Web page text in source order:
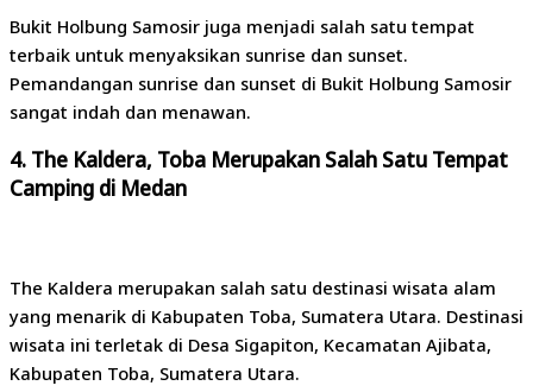
Bukit Holbung Samosir juga menjadi salah satu tempat
terbaik untuk menyaksikan sunrise dan sunset.
Pemandangan sunrise dan sunset di Bukit Holbung Samosir
sangat indah dan menawan.
4. The Kaldera, Toba Merupakan Salah Satu Tempat
Camping di Medan
The Kaldera merupakan salah satu destinasi wisata alam
yang menarik di Kabupaten Toba, Sumatera Utara. Destinasi
wisata ini terletak di Desa Sigapiton, Kecamatan Ajibata,
Kabupaten Toba, Sumatera Utara.